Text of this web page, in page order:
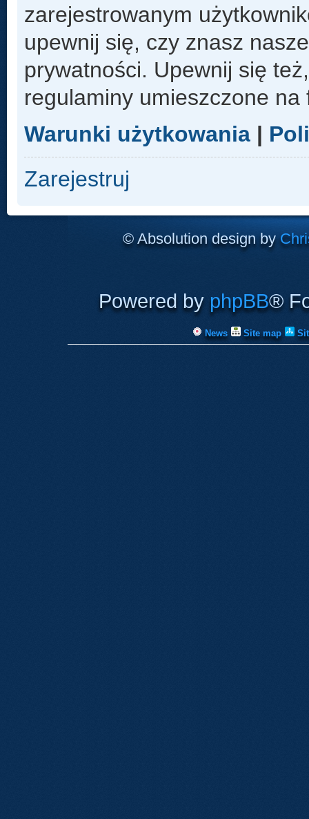
zarejestrowanym
upewnij się, czy znasz
prywatności. Upewnij się
regulaminy umieszczone na
Warunki użytkowania |
Zarejestruj
© Absolution design by
Powered by phpBB®
News Site map